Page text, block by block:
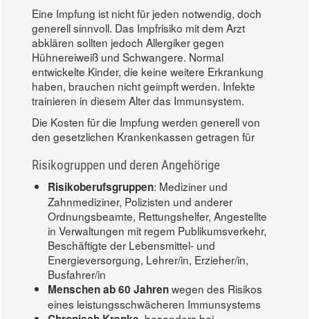
Eine Impfung ist nicht für jeden notwendig, doch
generell sinnvoll. Das Impfrisiko mit dem Arzt
abklären sollten jedoch Allergiker gegen
Hühnereiweiß und Schwangere. Normal
entwickelte Kinder, die keine weitere Erkrankung
haben, brauchen nicht geimpft werden. Infekte
trainieren in diesem Alter das Immunsystem.
Die Kosten für die Impfung werden generell von
den gesetzlichen Krankenkassen getragen für
Risikogruppen und deren Angehörige
Risikoberufsgruppen: Mediziner und
Zahnmediziner, Polizisten und anderer
Ordnungsbeamte, Rettungshelfer, Angestellte
in Verwaltungen mit regem Publikumsverkehr,
Beschäftigte der Lebensmittel- und
Energieversorgung, Lehrer/in, Erzieher/in,
Busfahrer/in
Menschen ab 60 Jahrenwegen des Risikos
eines leistungsschwächeren Immunsystems